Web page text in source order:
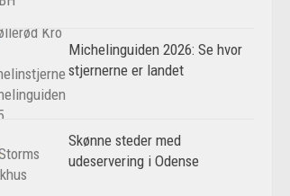
Michelinguiden 2026: Se hvor
stjernerne er landet
Skønne steder med
udeservering i Odense